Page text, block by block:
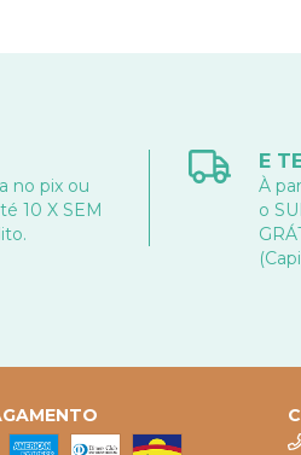
no pix ou
10 X SEM
E
À
o